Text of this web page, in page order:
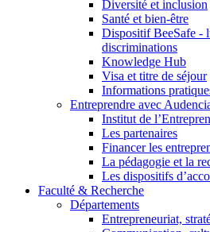
Diversité et inclusion
Santé et bien-être
Dispositif BeeSafe -
discriminations
Knowledge Hub
Visa et titre de séjour
Informations
Entreprendre avec
Institut de
Les partenaires
Financer les
La pédagogie et la
Les dispositifs
Faculté & Recherche
Départements
Entrepreneuriat,